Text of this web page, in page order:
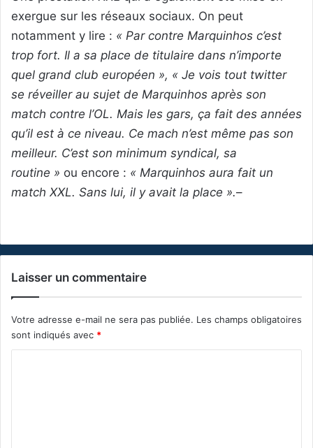
exergue sur les réseaux sociaux. On peut
notamment y lire : « Par contre Marquinhos c’est
trop fort. Il a sa place de titulaire dans n’importe
quel grand club européen », « Je vois tout twitter
se réveiller au sujet de Marquinhos après son
match contre l’OL. Mais les gars, ça fait des années
qu’il est à ce niveau. Ce mach n’est même pas son
meilleur. C’est son minimum syndical, sa
routine » ou encore : « Marquinhos aura fait un
match XXL. Sans lui, il y avait la place ».–
Laisser un commentaire
Votre adresse e-mail ne sera pas publiée. Les champs obligatoires
sont indiqués avec *